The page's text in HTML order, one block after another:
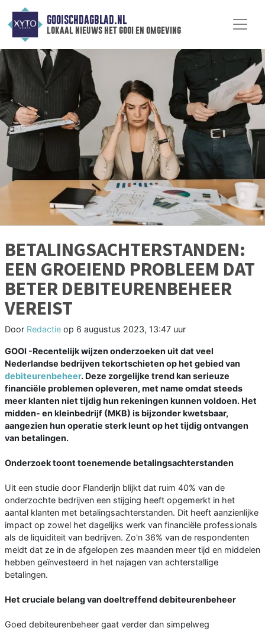
GOOISCHDAGBLAD.NL
lokaal nieuws het gooi en omgeving
BETALINGSACHTERSTANDEN:
EEN GROEIEND PROBLEEM DAT
BETER DEBITEURENBEHEER
VEREIST
Door Redactie op 6 augustus 2023, 13:47 uur
GOOI -Recentelijk wijzen onderzoeken uit dat veel
Nederlandse bedrijven tekortschieten op het gebied van
debiteurenbeheer. Deze zorgelijke trend kan serieuze
financiële problemen opleveren, met name omdat steeds
meer klanten niet tijdig hun rekeningen kunnen voldoen. Het
midden- en kleinbedrijf (MKB) is bijzonder kwetsbaar,
aangezien hun operatie sterk leunt op het tijdig ontvangen
van betalingen.
Onderzoek toont toenemende betalingsachterstanden
Uit een studie door Flanderijn blijkt dat ruim 40% van de
onderzochte bedrijven een stijging heeft opgemerkt in het
aantal klanten met betalingsachterstanden. Dit heeft aanzienlijke
impact op zowel het dagelijks werk van financiële professionals
als de liquiditeit van bedrijven. Zo'n 36% van de respondenten
meldt dat ze in de afgelopen zes maanden meer tijd en middelen
hebben geïnvesteerd in het najagen van achterstallige
betalingen.
Het cruciale belang van doeltreffend debiteurenbeheer
Goed debiteurenbeheer gaat verder dan simpelweg